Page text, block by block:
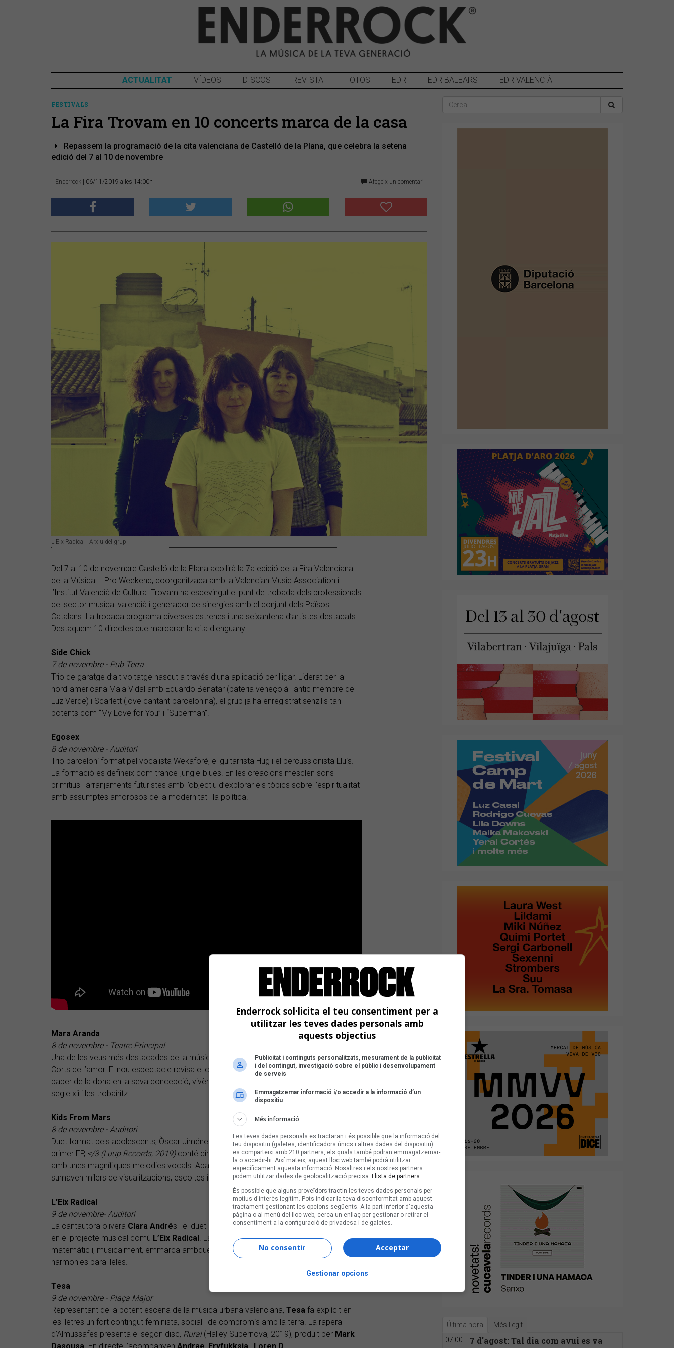
ACTUALITAT VÍDEOS DISCOS REVISTA FOTOS EDR EDR BALEARS EDR VALENCIÀ
FESTIVALS
La Fira Trovam en 10 concerts marca de la casa
Repassem la programació de la cita valenciana de Castelló de la Plana, que celebra la setena
edició del 7 al 10 de novembre
Enderrock | 06/11/2019 a les 14:00h Afegeix un comentari
L'Eix Radical | Arxiu del grup
Del 7 al 10 de novembre Castelló de la Plana acollirà la 7a edició de la Fira Valenciana
de la Música – Pro Weekend, coorganitzada amb la Valencian Music Association i
l’Institut Valencià de Cultura. Trovam ha esdevingut el punt de trobada dels professionals
del sector musical valencià i generador de sinergies amb el conjunt dels Països
Catalans. La trobada programa diverses estrenes i una seixantena d’artistes destacats.
Destaquem 10 directes que marcaran la cita d'enguany.
Side Chick
7 de novembre - Pub Terra
Trio de garatge d’alt voltatge nascut a través d’una aplicació per lligar. Liderat per la
nord-americana Maïa Vidal amb Eduardo Benatar (bateria veneçolà i antic membre de
Luz Verde) i Scarlett (jove cantant barcelonina), el grup ja ha enregistrat senzills tan
potents com “My Love for You” i “Superman”.
Egosex
8 de novembre - Auditori
Trio barceloní format pel vocalista Wekaforé, el guitarrista Hug i el percussionista Lluís.
La formació es defineix com trance-jungle-blues. En les creacions mesclen sons
primitius i arranjaments futuristes amb l’objectiu d’explorar els tòpics sobre l’espiritualitat
amb assumptes amorosos de la modernitat i la política.
Mara Aranda
8 de novembre - Teatre Principal
Una de les veus més destacades de la música d’arrel de la Mediterrània presenta Les
Corts de l’amor. El nou espectacle revisa el concepte de l’amor a través dels segles i el
paper de la dona en la seva concepció, vivència i transmissió. El repertori es remunta al
segle xii i les trobairitz.
Kids From Mars
8 de novembre - Auditori
Duet format pels adolescents, Òscar Jiménez i Roger Borrell, residents a Blanes. El
primer EP, </3​ (Luup Records, 2019) conté cinc temes en què l’electrònica es barreja
amb unes magnífiques melodies vocals. Abans del debut, temes com “August” ja
sumaven milers de visualitzacions, escoltes i fans.
L'Eix Radical
9 de novembre- Auditori
La cantautora olivera Clara Andrés i el duet alcoià de dream-pop Júliahan unit forces
en el projecte musical comú L’Eix Radical . La fusió parteix d’un curiós i precís fenomen
matemàtic i, musicalment, emmarca ambdues propostes en un intercanvi de melodies i
harmonies paral·leles.
Tesa
9 de novembre - Plaça Major
Representant de la potent escena de la música urbana valenciana, Tesa fa explícit en
les lletres un fort contingut feminista, social i de compromís amb la terra. La rapera
d’Almussafes presenta el segon disc, Rural(Halley Supernova, 2019), produït per Mark
Dasousa . En directe l’acompanyen Andrae, Eryfukksia i Loren D
Última hora Més llegit
07:00
7 d'agost: Tal dia com avui es va
Enderrock sol·licita el teu consentiment per a
utilitzar les teves dades personals amb
aquests objectius
Publicitat i continguts personalitzats, mesurament de la publicitat
i del contingut, investigació sobre el públic i desenvolupament
de serveis
Emmagatzemar informació i/o accedir a la informació d’un
dispositiu
Més informació
Les teves dades personals es tractaran i és possible que la informació del
teu dispositiu (galetes, identificadors únics i altres dades del dispositiu)
es comparteixi amb 210 partners, els quals també podran emmagatzemar-
la o accedir-hi. Així mateix, aquest lloc web també podrà utilitzar
específicament aquesta informació. Nosaltres i els nostres partners
podem utilitzar dades de geolocalització precisa. Llista de partners.
És possible que alguns proveïdors tractin les teves dades personals per
motius d'interès legítim. Pots indicar la teva disconformitat amb aquest
tractament gestionant les opcions següents. A la part inferior d'aquesta
pàgina o al menú del lloc web, cerca un enllaç per gestionar o retirar el
consentiment a la configuració de privadesa i de galetes.
Acceptar
No consentir
Gestionar opcions